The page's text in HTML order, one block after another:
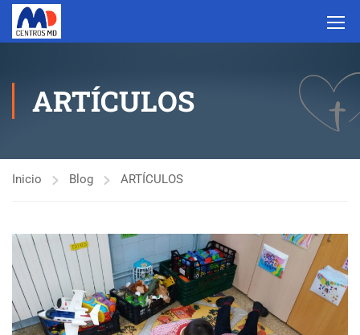
ARTÍCULOS
Inicio Blog ARTÍCULOS